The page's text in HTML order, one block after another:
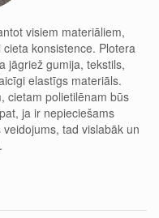
visiem materiāliem,
konsistence. Plotera
jāgriež gumija, tekstils,
elastīgs materiāls.
cietam polietilēnam būs
ja ir nepieciešams
tad vislabāk un